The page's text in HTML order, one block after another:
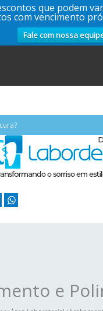
que podem
com vencimento
Fale com nossa
e